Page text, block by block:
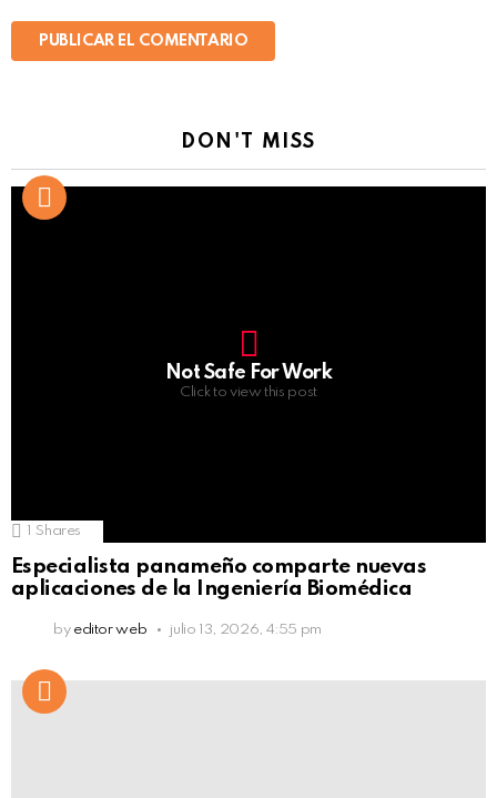
DON'T MISS
Not Safe For Work
Click to view this post
1 Shares
Especialista panameño comparte nuevas
aplicaciones de la Ingeniería Biomédica
by editor web julio 13, 2026, 4:55 pm